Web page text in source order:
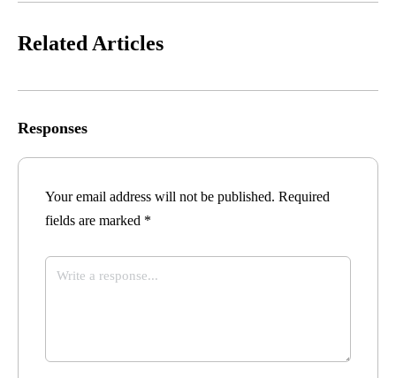
Related Articles
Responses
Your email address will not be published. Required
fields are marked *